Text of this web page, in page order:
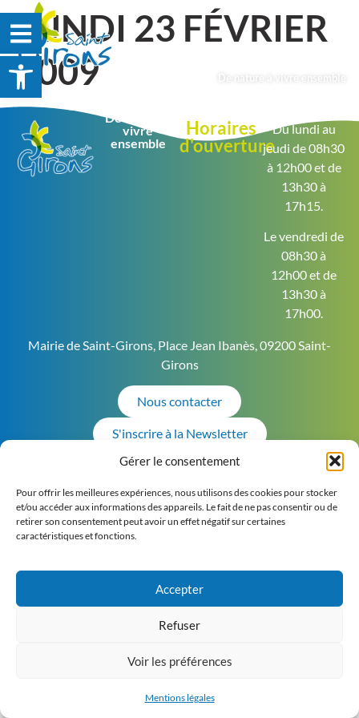
Ouvrir la barre d’outils
Gérer le consentement
Pour offrir les meilleures expériences, nous utilisons des cookies pour stocker
et/ou accéder aux informations des appareils. Le fait de ne pas consentir ou de
retirer son consentement peut avoir un effet négatif sur certaines
caractéristiques et fonctions.
Accepter
Refuser
Voir les préférences
Mentions légales
De nature à vivre ensemble
LUNDI 23 FÉVRIER
2009
Mairie de Saint-Girons, Place Jean Ibanès, 09200 Saint-
Girons
Nous contacter
S'inscrire à la Newsletter
De nature à
vivre
ensemble
Horaires
d'ouverture
Du lundi au
jeudi de 08h30
à 12h00 et de
13h30 à
17h15.
Le vendredi de
08h30 à
12h00 et de
13h30 à
17h00.
©2026Pandora Konnect
Mentions légales